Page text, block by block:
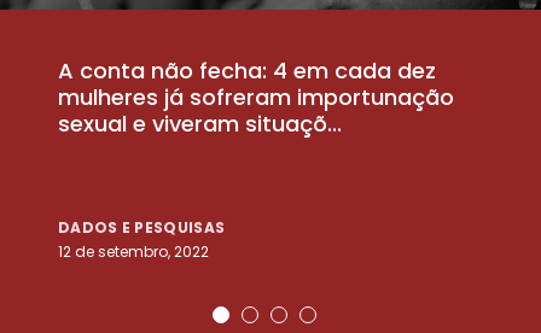
A conta não fecha: 4 em cada dez
mulheres já sofreram importunação
sexual e viveram situaçõ...
DADOS E PESQUISAS
12 de setembro, 2022